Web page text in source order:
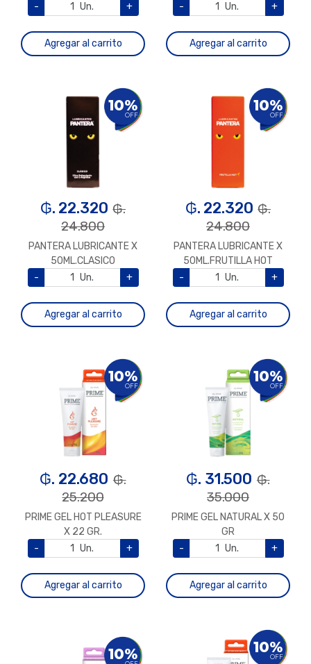
-
Un. +
Agregar al carrito
-
Un. +
Agregar al carrito
10%
OFF
₲. 22.320 ₲.
24.800
PANTERA LUBRICANTE X
50ML.CLASICO
-
Un. +
Agregar al carrito
10%
OFF
₲. 22.320 ₲.
24.800
PANTERA LUBRICANTE X
50ML.FRUTILLA HOT
-
Un. +
Agregar al carrito
10%
OFF
₲. 22.680 ₲.
25.200
PRIME GEL HOT PLEASURE
X 22 GR.
-
Un. +
Agregar al carrito
10%
OFF
₲. 31.500 ₲.
35.000
PRIME GEL NATURAL X 50
GR
-
Un. +
Agregar al carrito
10% 10%
OFF